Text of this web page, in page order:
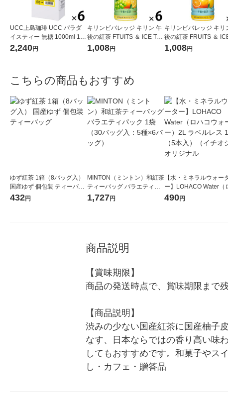
UCC上島珈琲 UCC パラダ
イスティー 無糖 1000ml 1箱
（6本入）
2,240円
キリンビバレッジ キリン 午
後の紅茶 FTUITS ＆ ICE TEA
（フルーツ＆アイスティ
1,008円
キリンビバレッジ キリ
後の紅茶 FRUITS ＆
A （フルーツ＆アイス
1,008円
こちらの商品もおすすめ
ゆず紅茶 1箱（8バッグ入）
国産ゆず 個包装 ティーバッ
グ
432円
MINTON（ミントン）和紅茶
ティーバッグ バラエティパ
ック 1袋（30バッグ入：5種
1,727円
【水・ミネラルウォー
ー】LOHACO Water（
コウォーター）2L ラベ
490円
商品説明
【賞味期限】
商品の発送時点で、賞味期限まで
【商品説明】
渋みの少ない国産紅茶に国産柚子
なす、日本ならではの香り高い味
してもおすすめです。和菓子やス
し・カフェ・贈答品